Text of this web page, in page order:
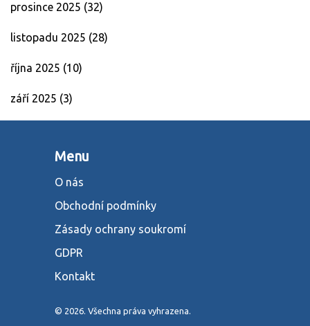
prosince 2025 (32)
listopadu 2025 (28)
října 2025 (10)
září 2025 (3)
Menu
O nás
Obchodní podmínky
Zásady ochrany soukromí
GDPR
Kontakt
© 2026. Všechna práva vyhrazena.